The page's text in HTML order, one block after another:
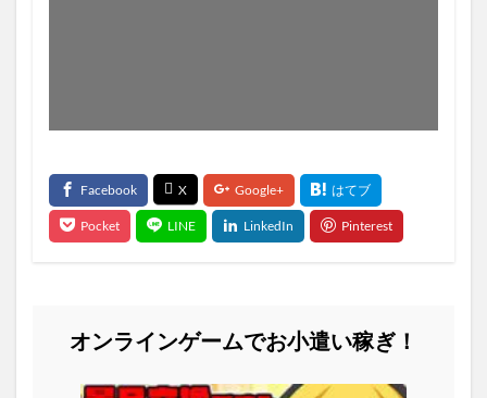
オンラインゲームでお小遣い稼ぎ！